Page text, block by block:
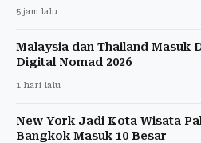
5 jam lalu
Malaysia dan Thailand Masuk
Digital Nomad 2026
1 hari lalu
New York Jadi Kota Wisata
Bangkok Masuk 10 Besar